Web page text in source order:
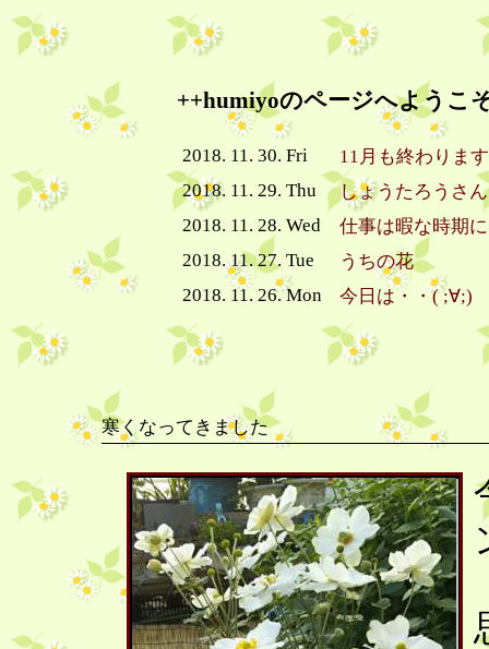
++humiyoのページへようこ
2018. 11. 30. Fri
11月も終わりま
2018. 11. 29. Thu
しょうたろうさ
2018. 11. 28. Wed
仕事は暇な時期
2018. 11. 27. Tue
うちの花
2018. 11. 26. Mon
今日は・・( ;∀;)
寒くなってきました